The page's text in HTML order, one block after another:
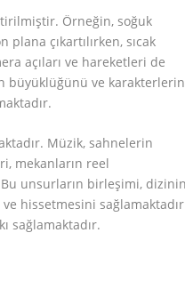
Örneğin, soğuk
çıkartılırken, sıcak
açıları ve hareketleri de
büyüklüğünü ve karakterlerin
Müzik, sahnelerin
mekanların reel
unsurların birleşimi,
hissetmesini
sağlamaktadır.